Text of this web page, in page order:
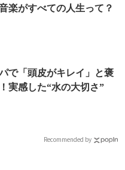
楽がすべての人生って？
で「頭皮がキレイ」と褒
実感した“水の大切さ”
Recommended by